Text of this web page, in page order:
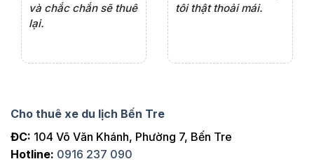
tục sử dụng trong
Cho thuê xe du lịch Bến Tre
ĐC: 104 Võ Văn Khánh, Phường 7, Bến Tre
Hotline: 0916 237 090